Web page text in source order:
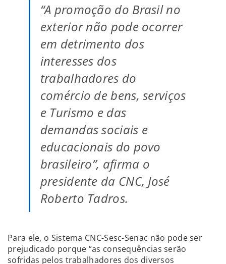
“A promoção do Brasil no
exterior não pode ocorrer
em detrimento dos
interesses dos
trabalhadores do
comércio de bens, serviços
e Turismo e das
demandas sociais e
educacionais do povo
brasileiro”, afirma o
presidente da CNC, José
Roberto Tadros.
Para ele, o Sistema CNC-Sesc-Senac não pode ser
prejudicado porque “as consequências serão
sofridas pelos trabalhadores dos diversos